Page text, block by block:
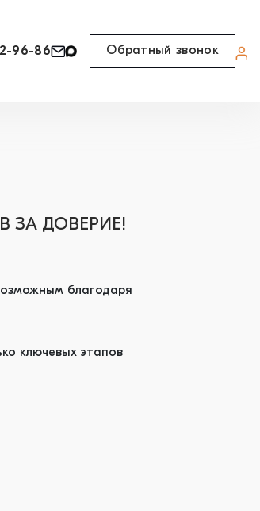
96-86 Обратный звонок
ЗА ДОВЕРИЕ!
благодаря
ключевых этапов